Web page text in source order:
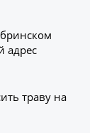
адрес
траву на